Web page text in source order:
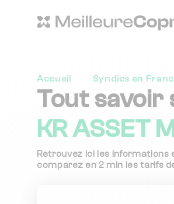
Accueil Syndics en
Tout savoir
KR ASSET
Retrouvez ici les informations
comparez en 2 min les tarifs